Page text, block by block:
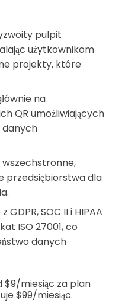
pulpit
użytkownikom
projekty, które
na
QR umożliwiających
danych
przedsiębiorstwa dla
SOC II i HIPAA
ISO 27001, co
danych
$9/miesiąc za plan
$99/miesiąc.